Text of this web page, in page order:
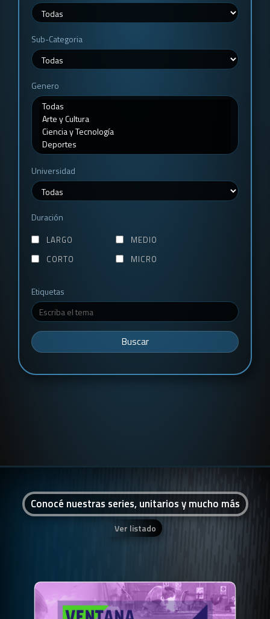
Sub-Categoria
Genero
Universidad
Duración
LARGO
MEDIO
CORTO
MICRO
Etiquetas
Buscar
Conocé nuestras series, unitarios y mucho más
Ver listado